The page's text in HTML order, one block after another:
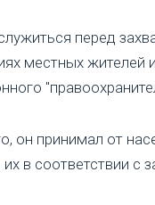
перед
местных жителей
он принимал от
в соответствии с